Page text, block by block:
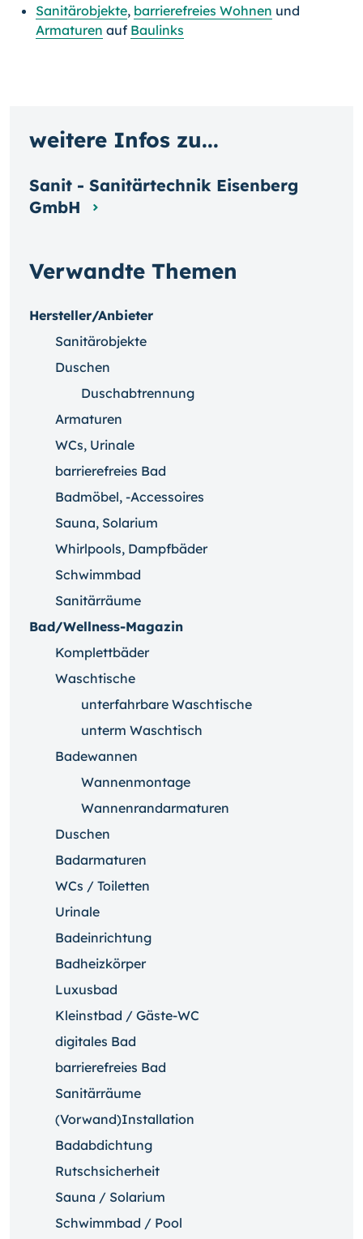
Sanitärobjekte, barrierefreies Wohnen und
Armaturen auf Baulinks
Verwandte Themen
Hersteller/Anbieter
Sanitärobjekte
Duschen
Duschabtrennung
Armaturen
WCs, Urinale
barrierefreies Bad
Badmöbel, -Accessoires
Sauna, Solarium
Whirlpools, Dampfbäder
Schwimmbad
Sanitärräume
Bad/Wellness-Magazin
Komplettbäder
Waschtische
unterfahrbare Waschtische
unterm Waschtisch
Badewannen
Wannenmontage
Wannenrandarmaturen
Duschen
Badarmaturen
WCs / Toiletten
Urinale
Badeinrichtung
Badheizkörper
Luxusbad
Kleinstbad / Gäste-WC
digitales Bad
barrierefreies Bad
Sanitärräume
(Vorwand)Installation
Badabdichtung
Rutschsicherheit
Sauna / Solarium
Schwimmbad / Pool
weitere Infos zu...
Sanit - Sanitärtechnik Eisenberg
GmbH